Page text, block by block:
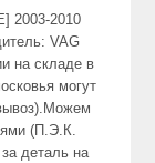
2003-2010
VAG
на складе в
могут
(П.Э.К.
деталь на